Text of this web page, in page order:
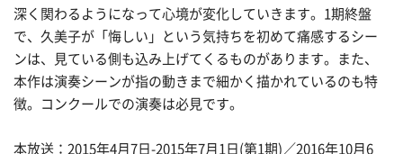
深く関わるようになって心境が変化していきます。1期終盤
で、久美子が「悔しい」という気持ちを初めて痛感するシー
ンは、見ている側も込み上げてくるものがあります。また、
本作は演奏シーンが指の動きまで細かく描かれているのも特
徴。コンクールでの演奏は必見です。
本放送：2015年4月7日-2015年7月1日(第1期)／2016年10月6